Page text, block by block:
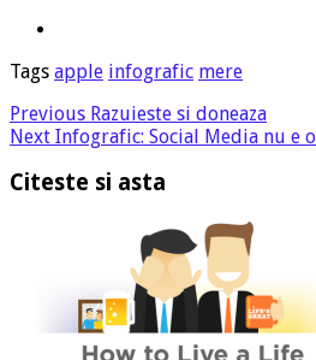
Tags apple infografic mere
Previous Razuieste si doneaza
Next Infografic: Social Media nu e
Citeste si asta